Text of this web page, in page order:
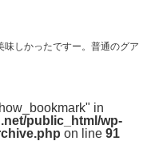
しかったですー。普通のグア
in
public_html/wp-
on line 91